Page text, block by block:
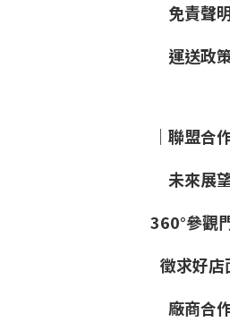
免責聲
運送政
｜聯盟合
未來展
360°參觀
徵求好店
廠商合